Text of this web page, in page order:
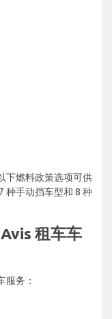
下燃料政策选项可供
种手动挡车型和 8 种
租车车
服务：